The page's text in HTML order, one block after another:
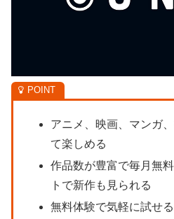
アニメ、映画、マンガ
て楽しめる
作品数が豊富で毎月無
トで新作も見られる
無料体験で気軽に試せる